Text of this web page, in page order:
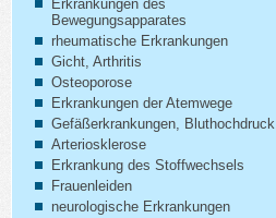
Erkrankungen des
Bewegungsapparates
rheumatische Erkrankungen
Gicht, Arthritis
Osteoporose
Erkrankungen der Atemwege
Gefäßerkrankungen, Bluthochdruck
Arteriosklerose
Erkrankung des Stoffwechsels
Frauenleiden
neurologische Erkrankungen